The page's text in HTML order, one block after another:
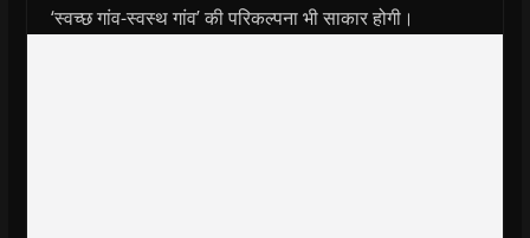
‘स्वच्छ गांव-स्वस्थ गांव’ की परिकल्पना भी साकार होगी।